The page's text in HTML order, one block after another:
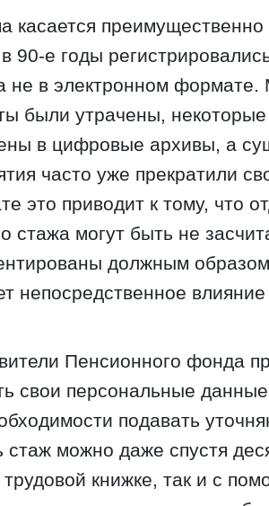
касается
90-е годы
не в электронном формате.
были утрачены,
в цифровые архивы, а
часто уже прекратили
это приводит к тому, что
стажа могут быть не
должным
непосредственное
Пенсионного фонда
свои персональные
подавать
стаж можно даже спустя
трудовой книжке, так и с